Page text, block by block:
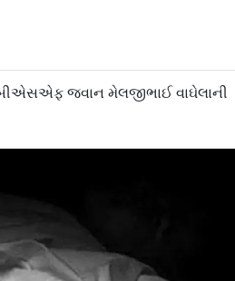
બીએસએફ જવાન મેલજીભાઈ વાઘેલાની